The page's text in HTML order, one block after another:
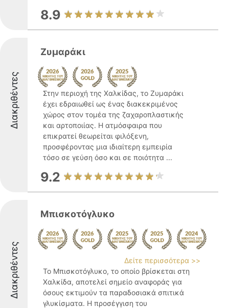
8.9
Διακριθέντες
Ζυμαράκι
Στην περιοχή της Χαλκίδας, το Ζυμαράκι
έχει εδραιωθεί ως ένας διακεκριμένος
χώρος στον τομέα της ζαχαροπλαστικής
και αρτοποιίας. Η ατμόσφαιρα που
επικρατεί θεωρείται φιλόξενη,
προσφέροντας μια ιδιαίτερη εμπειρία
τόσο σε γεύση όσο και σε ποιότητα ...
9.2
Διακριθέντες
Μπισκοτόγλυκο
Δείτε περισσότερα >>
Το Μπισκοτόγλυκο, το οποίο βρίσκεται στη
Χαλκίδα, αποτελεί σημείο αναφοράς για
όσους εκτιμούν τα παραδοσιακά σπιτικά
γλυκίσματα. Η προσέγγιση του